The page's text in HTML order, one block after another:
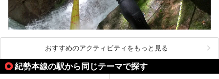
おすすめのアクティビティをもっと見る
紀勢本線の駅から同じテーマで探す